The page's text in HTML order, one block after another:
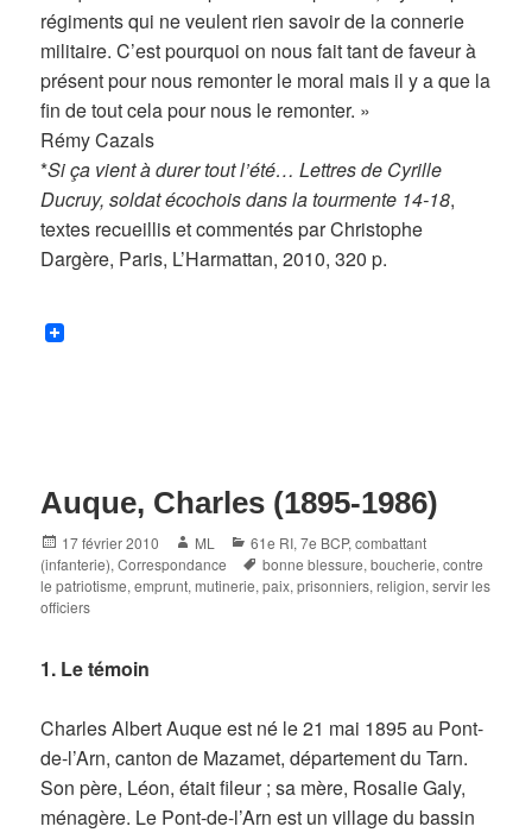
régiments qui ne veulent rien savoir de la connerie
militaire. C’est pourquoi on nous fait tant de faveur à
présent pour nous remonter le moral mais il y a que la
fin de tout cela pour nous le remonter. »
Rémy Cazals
*Si ça vient à durer tout l’été… Lettres de Cyrille
Ducruy, soldat écochois dans la tourmente 14-18,
textes recueillis et commentés par Christophe
Dargère, Paris, L’Harmattan, 2010, 320 p.
Auque, Charles (1895-1986)
Posted
on
17 février 2010 Author
ML Categories
61e RI,7e BCP,combattant
(infanterie),Correspondance Tags
bonne blessure,boucherie,contre
le patriotisme,emprunt,mutinerie,paix,prisonniers,religion,servir les
officiers
1. Le témoin
Charles Albert Auque est né le 21 mai 1895 au Pont-
de-l’Arn, canton de Mazamet, département du Tarn.
Son père, Léon, était fileur ; sa mère, Rosalie Galy,
ménagère. Le Pont-de-l’Arn est un village du bassin